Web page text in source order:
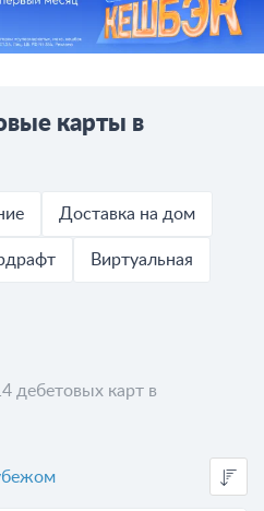
карты в
Доставка на дом
Виртуальная
дебетовых карт в